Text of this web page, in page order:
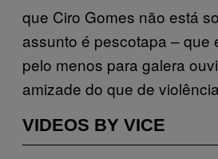
que Ciro Gomes não está
assunto é pescotapa – que
pelo menos para galera
amizade do que de
VIDEOS BY VICE